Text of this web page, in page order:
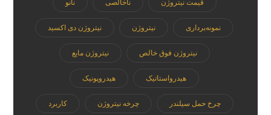
قیمت نیتروژن ناخالصی نانو
نمونه‌برداری نیتروژن نیتروژن دی اکسید
نیتروژن فوق خالص نیتروژن مایع
هیدرواستاتیک هیدروپونیک
چرخ حمل سیلندر چرخه نیتروژن کاربرد